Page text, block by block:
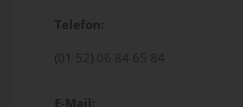
Telefon:
(01 52) 06 84 65 84
E-Mail: